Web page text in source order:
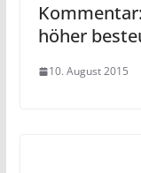
höher
10. August 2015